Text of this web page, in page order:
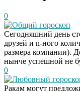
0
Общий гороскоп
Сегодняшний день
друзей и n-ного
размера компании).
нынче успешной не
0
Любовный
Ракам могут